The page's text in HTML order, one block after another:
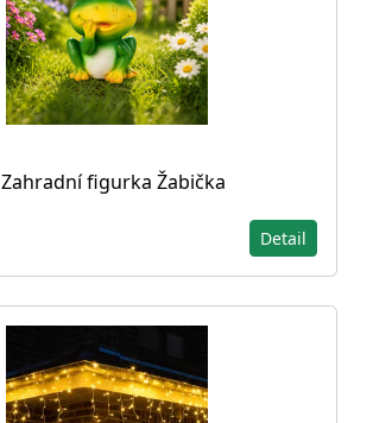
Zahradní figurka Žabička
Detail